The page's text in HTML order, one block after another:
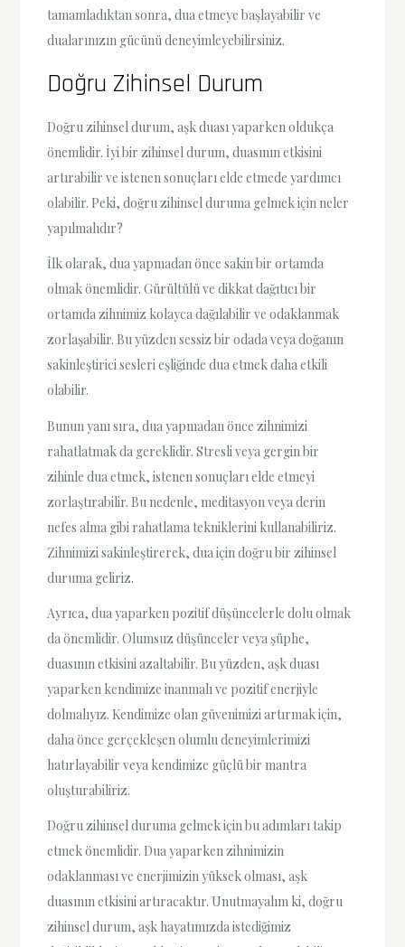
tamamladıktan sonra, dua etmeye başlayabilir ve
dualarınızın gücünü deneyimleyebilirsiniz.
Doğru Zihinsel Durum
Doğru zihinsel durum, aşk duası yaparken oldukça
önemlidir. İyi bir zihinsel durum, duasının etkisini
artırabilir ve istenen sonuçları elde etmede yardımcı
olabilir. Peki, doğru zihinsel duruma gelmek için neler
yapılmalıdır?
İlk olarak, dua yapmadan önce sakin bir ortamda
olmak önemlidir. Gürültülü ve dikkat dağıtıcı bir
ortamda zihnimiz kolayca dağılabilir ve odaklanmak
zorlaşabilir. Bu yüzden sessiz bir odada veya doğanın
sakinleştirici sesleri eşliğinde dua etmek daha etkili
olabilir.
Bunun yanı sıra, dua yapmadan önce zihnimizi
rahatlatmak da gereklidir. Stresli veya gergin bir
zihinle dua etmek, istenen sonuçları elde etmeyi
zorlaştırabilir. Bu nedenle, meditasyon veya derin
nefes alma gibi rahatlama tekniklerini kullanabiliriz.
Zihnimizi sakinleştirerek, dua için doğru bir zihinsel
duruma geliriz.
Ayrıca, dua yaparken pozitif düşüncelerle dolu olmak
da önemlidir. Olumsuz düşünceler veya şüphe,
duasının etkisini azaltabilir. Bu yüzden, aşk duası
yaparken kendimize inanmalı ve pozitif enerjiyle
dolmalıyız. Kendimize olan güvenimizi artırmak için,
daha önce gerçekleşen olumlu deneyimlerimizi
hatırlayabilir veya kendimize güçlü bir mantra
oluşturabiliriz.
Doğru zihinsel duruma gelmek için bu adımları takip
etmek önemlidir. Dua yaparken zihnimizin
odaklanması ve enerjimizin yüksek olması, aşk
duasının etkisini artıracaktır. Unutmayalım ki, doğru
zihinsel durum, aşk hayatımızda istediğimiz